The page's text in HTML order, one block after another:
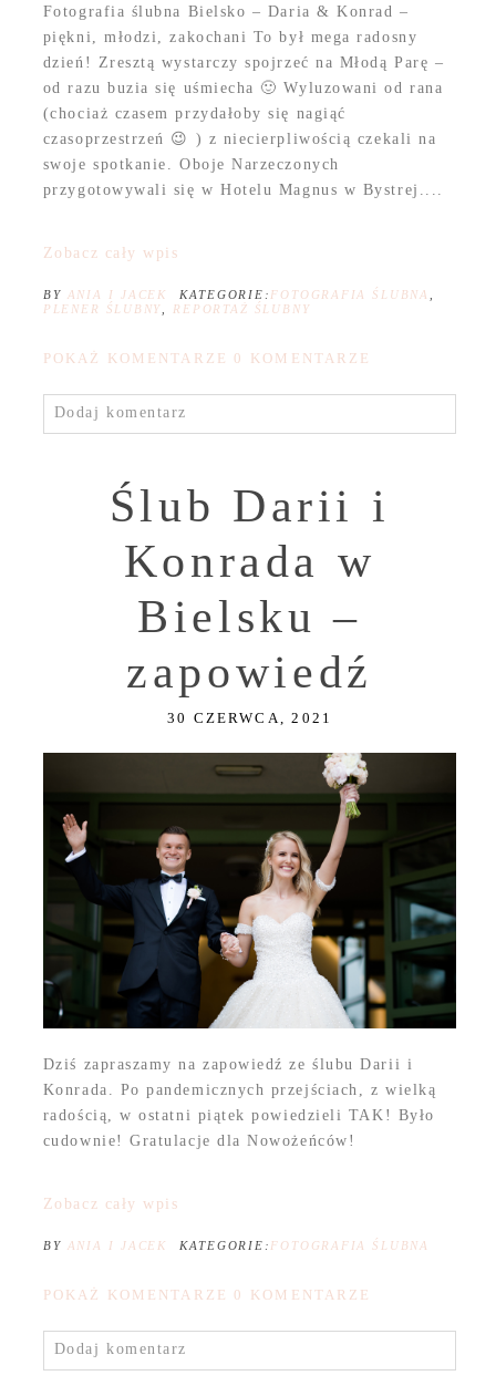
Fotografia ślubna Bielsko – Daria & Konrad –
piękni, młodzi, zakochani To był mega radosny
dzień! Zresztą wystarczy spojrzeć na Młodą Parę –
od razu buzia się uśmiecha 🙂 Wyluzowani od rana
(chociaż czasem przydałoby się nagiąć
czasoprzestrzeń 😉 ) z niecierpliwością czekali na
swoje spotkanie. Oboje Narzeczonych
przygotowywali się w Hotelu Magnus w Bystrej....
Zobacz cały wpis
BY ANIA I JACEK KATEGORIE: FOTOGRAFIA ŚLUBNA
PLENER ŚLUBNY
REPORTAŻ ŚLUBNY
POKAŻ KOMENTARZE 0 KOMENTARZE
Dodaj komentarz
Ślub Darii i
Konrada w
Bielsku –
zapowiedź
30 CZERWCA, 2021
Dziś zapraszamy na zapowiedź ze ślubu Darii i
Konrada. Po pandemicznych przejściach, z wielką
radością, w ostatni piątek powiedzieli TAK! Było
cudownie! Gratulacje dla Nowożeńców!
Zobacz cały wpis
BY ANIA I JACEK KATEGORIE: FOTOGRAFIA ŚLUBNA
POKAŻ KOMENTARZE 0 KOMENTARZE
Dodaj komentarz